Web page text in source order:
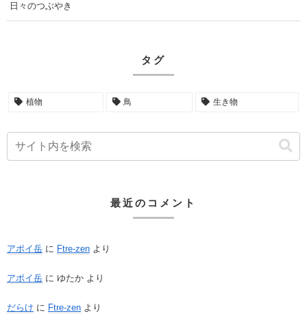
日々のつぶやき
タグ
植物 鳥 生き物
最近のコメント
アポイ岳 に Ftre-zen より
アポイ岳 に ゆたか より
だらけ に Ftre-zen より